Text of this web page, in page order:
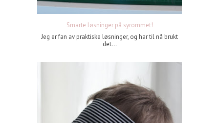
Smarte løsninger på syrommet!
Jeg er fan av praktiske løsninger, og har til nå brukt
det...